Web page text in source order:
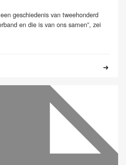
geschiedenis van tweehonderd
en die is van ons samen”, zei